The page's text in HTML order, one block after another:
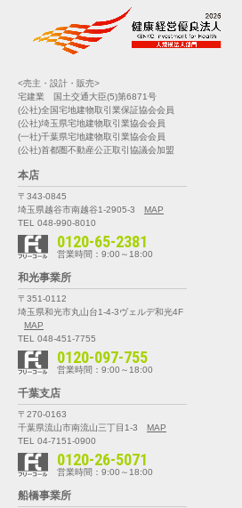
<売主・設計・販売>
宅建業 国土交通大臣(5)第6871号
(公社)全国宅地建物取引業保証協会会員
(公社)埼玉県宅地建物取引業協会会員
(一社)千葉県宅地建物取引業協会会員
(公社)首都圏不動産公正取引協議会加盟
本店
〒343-0845
埼玉県越谷市南越谷1-2905-3
MAP
TEL 048-990-8010
0120-65-2381
営業時間：9:00～18:00
和光事業所
〒351-0112
埼玉県和光市丸山台1-4-3ヴェルデ和光4F
MAP
TEL 048-451-7755
0120-097-755
営業時間：9:00～18:00
千葉支店
〒270-0163
千葉県流山市南流山三丁目1-3
MAP
TEL 04-7151-0900
0120-26-5071
営業時間：9:00～18:00
船橋事業所